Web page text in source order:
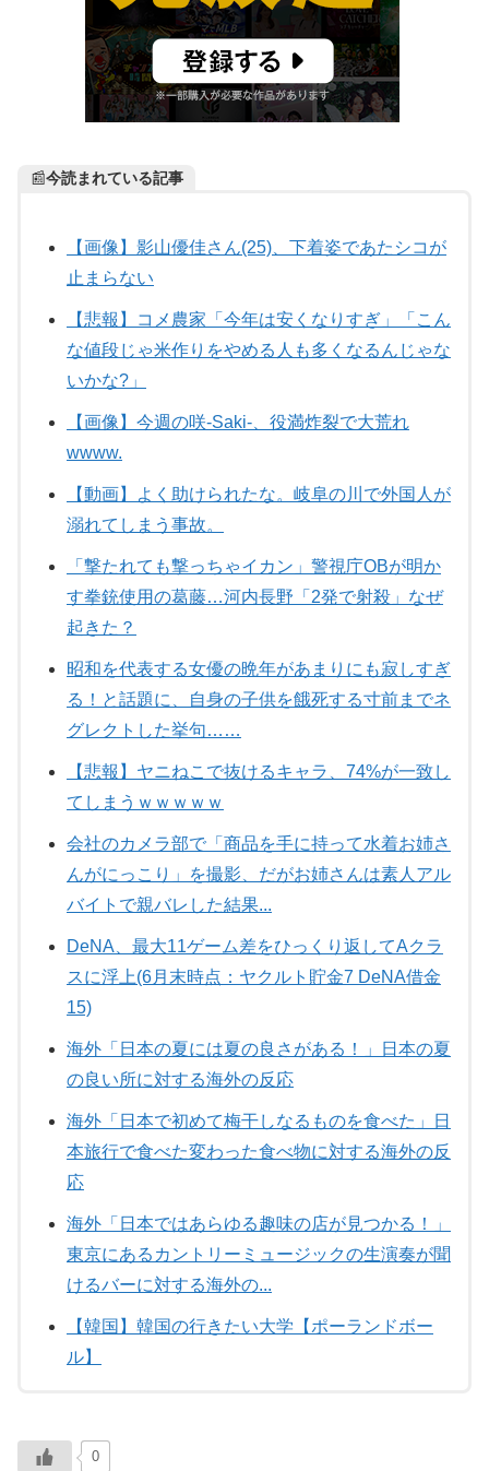
📰今読まれている記事
【画像】影山優佳さん(25)、下着姿であたシコが
止まらない
【悲報】コメ農家「今年は安くなりすぎ」「こん
な値段じゃ米作りをやめる人も多くなるんじゃな
いかな?」
【画像】今週の咲-Saki-、役満炸裂で大荒れ
wwww.
【動画】よく助けられたな。岐阜の川で外国人が
溺れてしまう事故。
「撃たれても撃っちゃイカン」警視庁OBが明か
す拳銃使用の葛藤…河内長野「2発で射殺」なぜ
起きた？
昭和を代表する女優の晩年があまりにも寂しすぎ
る！と話題に、自身の子供を餓死する寸前までネ
グレクトした挙句……
【悲報】ヤニねこで抜けるキャラ、74%が一致し
てしまうｗｗｗｗｗ
会社のカメラ部で「商品を手に持って水着お姉さ
んがにっこり」を撮影、だがお姉さんは素人アル
バイトで親バレした結果...
DeNA、最大11ゲーム差をひっくり返してAクラ
スに浮上(6月末時点：ヤクルト貯金7 DeNA借金
15)
海外「日本の夏には夏の良さがある！」日本の夏
の良い所に対する海外の反応
海外「日本で初めて梅干しなるものを食べた」日
本旅行で食べた変わった食べ物に対する海外の反
応
海外「日本ではあらゆる趣味の店が見つかる！」
東京にあるカントリーミュージックの生演奏が聞
けるバーに対する海外の...
【韓国】韓国の行きたい大学【ポーランドボー
ル】
0